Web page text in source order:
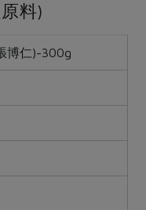
料)
博仁)-300g